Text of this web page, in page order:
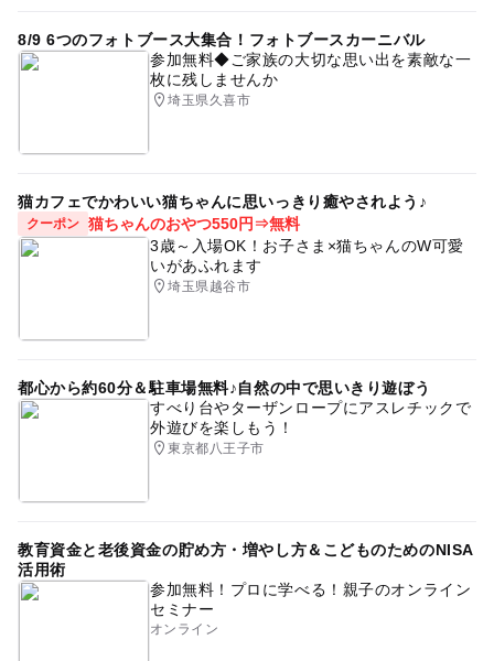
8/9 6つのフォトブース大集合！フォトブースカーニバル
参加無料◆ご家族の大切な思い出を素敵な一
枚に残しませんか
埼玉県久喜市
猫カフェでかわいい猫ちゃんに思いっきり癒やされよう♪
クーポン 猫ちゃんのおやつ550円⇒無料
3歳～入場OK！お子さま×猫ちゃんのW可愛
いがあふれます
埼玉県越谷市
都心から約60分＆駐車場無料♪自然の中で思いきり遊ぼう
すべり台やターザンロープにアスレチックで
外遊びを楽しもう！
東京都八王子市
教育資金と老後資金の貯め方・増やし方＆こどものためのNISA
活用術
参加無料！プロに学べる！親子のオンライン
セミナー
オンライン